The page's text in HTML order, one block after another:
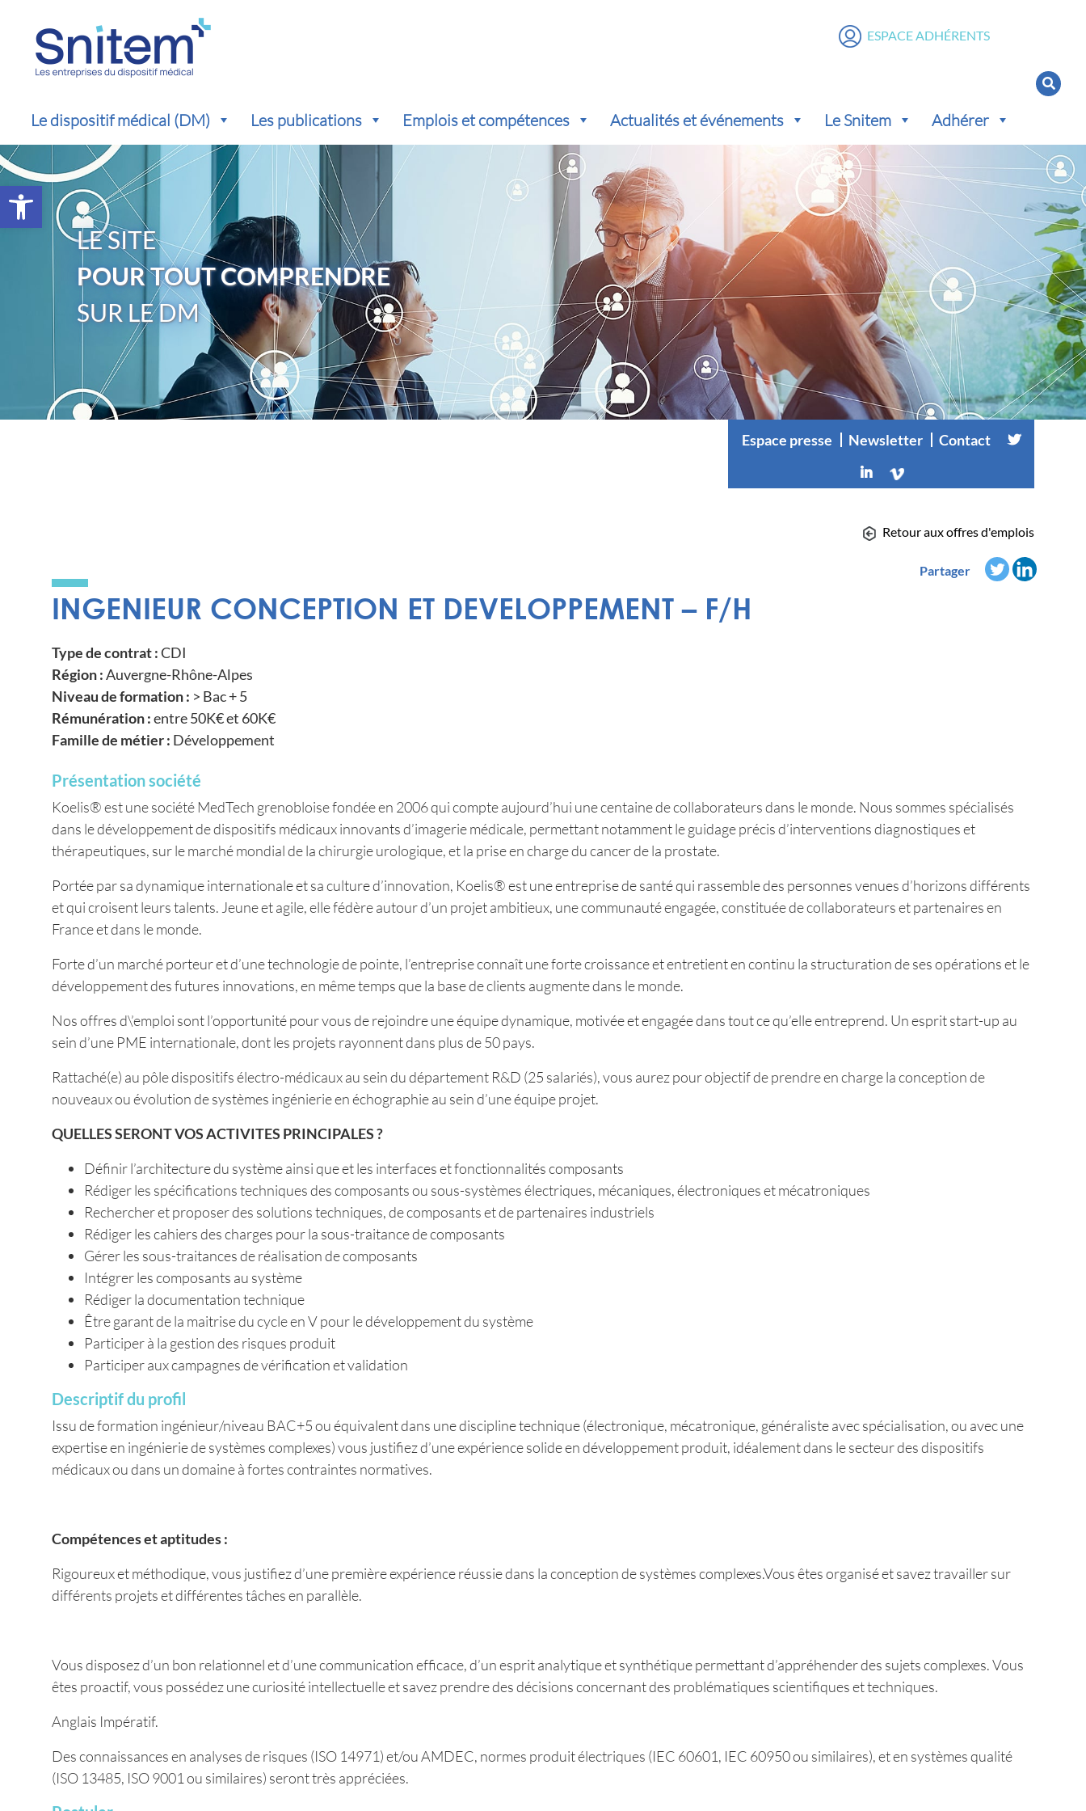
Ouvrir la barre d’outils
Le dispositif médical (DM) Les publications Emplois et compétences Actualités et événements Le Snitem Adhérer
ESPACE ADHÉRENTS
LE SITE
POUR TOUT COMPRENDRE
SUR LE DM
Espace presse Newsletter Contact
Retour aux offres d'emplois
Partager
INGENIEUR CONCEPTION ET DEVELOPPEMENT – F/H
Type de contrat :CDI
Région :Auvergne-Rhône-Alpes
Niveau de formation : > Bac + 5
Rémunération :entre 50K€ et 60K€
Famille de métier : Développement
Présentation société
Koelis® est une société MedTech grenobloise fondée en 2006 qui compte aujourd’hui une centaine de collaborateurs dans le monde. Nous sommes spécialisés
dans le développement de dispositifs médicaux innovants d’imagerie médicale, permettant notamment le guidage précis d’interventions diagnostiques et
thérapeutiques, sur le marché mondial de la chirurgie urologique, et la prise en charge du cancer de la prostate.
Portée par sa dynamique internationale et sa culture d’innovation, Koelis® est une entreprise de santé qui rassemble des personnes venues d’horizons différents
et qui croisent leurs talents. Jeune et agile, elle fédère autour d’un projet ambitieux, une communauté engagée, constituée de collaborateurs et partenaires en
France et dans le monde.
Forte d’un marché porteur et d’une technologie de pointe, l’entreprise connaît une forte croissance et entretient en continu la structuration de ses opérations et le
développement des futures innovations, en même temps que la base de clients augmente dans le monde.
Nos offres d\’emploi sont l’opportunité pour vous de rejoindre une équipe dynamique, motivée et engagée dans tout ce qu’elle entreprend. Un esprit start-up au
sein d’une PME internationale, dont les projets rayonnent dans plus de 50 pays.
Rattaché(e) au pôle dispositifs électro-médicaux au sein du département R&D (25 salariés), vous aurez pour objectif de prendre en charge la conception de
nouveaux ou évolution de systèmes ingénierie en échographie au sein d’une équipe projet.
QUELLES SERONT VOS ACTIVITES PRINCIPALES ?
Définir l’architecture du système ainsi que et les interfaces et fonctionnalités composants
Rédiger les spécifications techniques des composants ou sous-systèmes électriques, mécaniques, électroniques et mécatroniques
Rechercher et proposer des solutions techniques, de composants et de partenaires industriels
Rédiger les cahiers des charges pour la sous-traitance de composants
Gérer les sous-traitances de réalisation de composants
Intégrer les composants au système
Rédiger la documentation technique
Être garant de la maitrise du cycle en V pour le développement du système
Participer à la gestion des risques produit
Participer aux campagnes de vérification et validation
Descriptif du profil
Issu de formation ingénieur/niveau BAC+5 ou équivalent dans une discipline technique (électronique, mécatronique, généraliste avec spécialisation, ou avec une
expertise en ingénierie de systèmes complexes) vous justifiez d’une expérience solide en développement produit, idéalement dans le secteur des dispositifs
médicaux ou dans un domaine à fortes contraintes normatives.
Compétences et aptitudes :
Rigoureux et méthodique, vous justifiez d’une première expérience réussie dans la conception de systèmes complexes.Vous êtes organisé et savez travailler sur
différents projets et différentes tâches en parallèle.
Vous disposez d’un bon relationnel et d’une communication efficace, d’un esprit analytique et synthétique permettant d’appréhender des sujets complexes. Vous
êtes proactif, vous possédez une curiosité intellectuelle et savez prendre des décisions concernant des problématiques scientifiques et techniques.
Anglais Impératif.
Des connaissances en analyses de risques (ISO 14971) et/ou AMDEC, normes produit électriques (IEC 60601, IEC 60950 ou similaires), et en systèmes qualité
(ISO 13485, ISO 9001 ou similaires) seront très appréciées.